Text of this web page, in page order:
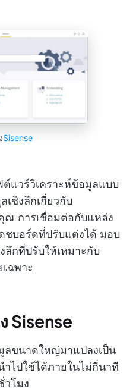
Sisense
ต์แวร์วิเคราะห์ข้อมูลแบบ
เชิงลึกเกี่ยวกับ
ณ การเชื่อมต่อกับแหล่ง
ชบอร์ดที่ปรับแต่งได้ มอบ
กที่ปรับให้เหมาะกับ
ฉพาะ
Sisense
ลขนาดใหญ่มาแปลงเป็น
ไปใช้ได้ภายในไม่กี่นาที
วโมง